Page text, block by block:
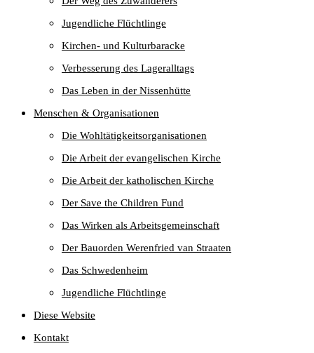
Jugendliche Flüchtlinge
Kirchen- und Kulturbaracke
Verbesserung des Lageralltags
Das Leben in der Nissenhütte
Menschen & Organisationen
Die Wohltätigkeitsorganisationen
Die Arbeit der evangelischen Kirche
Die Arbeit der katholischen Kirche
Der Save the Children Fund
Das Wirken als Arbeitsgemeinschaft
Der Bauorden Werenfried van Straaten
Das Schwedenheim
Jugendliche Flüchtlinge
Diese Website
Kontakt